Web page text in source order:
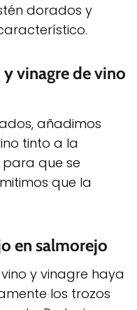
dorados y
vinagre de vino
añadimos
tinto a la
para que se
que la
en salmorejo
y vinagre haya
los trozos